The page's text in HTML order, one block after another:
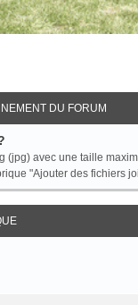
DU FORUM
(jpg) avec une taille
"Ajouter des